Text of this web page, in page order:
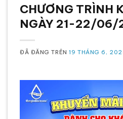
CHƯƠNG TRÌNH
NGÀY 21-22/06/
ĐÃ ĐĂNG TRÊN19 THÁNG 6,